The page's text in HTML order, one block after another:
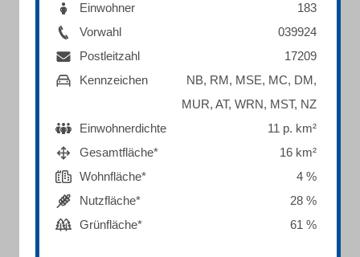
Einwohner
183
Vorwahl
039924
Postleitzahl
17209
Kennzeichen
NB, RM, MSE, MC, DM,
MUR, AT, WRN, MST, NZ
Einwohnerdichte
11 p. km²
Gesamtfläche*
16 km²
Wohnfläche*
4 %
Nutzfläche*
28 %
Grünfläche*
61 %